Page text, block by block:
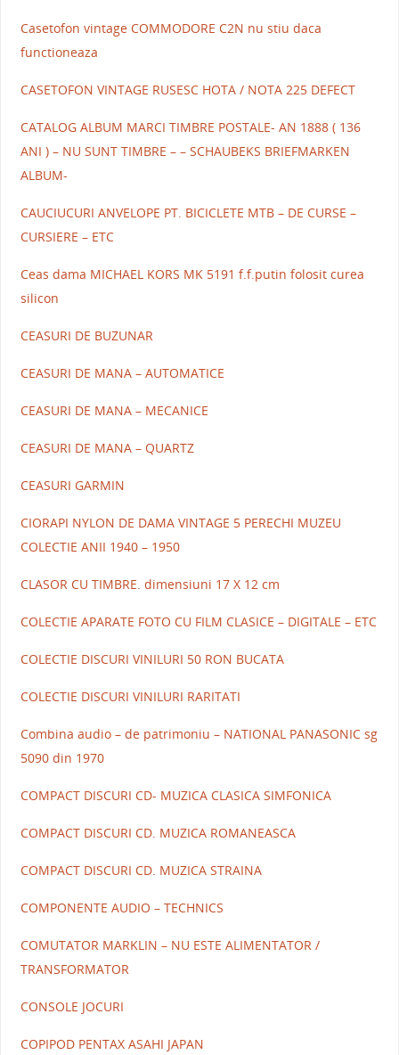
Casetofon vintage COMMODORE C2N nu stiu daca
functioneaza
CASETOFON VINTAGE RUSESC HOTA / NOTA 225 DEFECT
CATALOG ALBUM MARCI TIMBRE POSTALE- AN 1888 ( 136
ANI ) – NU SUNT TIMBRE – – SCHAUBEKS BRIEFMARKEN
ALBUM-
CAUCIUCURI ANVELOPE PT. BICICLETE MTB – DE CURSE –
CURSIERE – ETC
Ceas dama MICHAEL KORS MK 5191 f.f.putin folosit curea
silicon
CEASURI DE BUZUNAR
CEASURI DE MANA – AUTOMATICE
CEASURI DE MANA – MECANICE
CEASURI DE MANA – QUARTZ
CEASURI GARMIN
CIORAPI NYLON DE DAMA VINTAGE 5 PERECHI MUZEU
COLECTIE ANII 1940 – 1950
CLASOR CU TIMBRE. dimensiuni 17 X 12 cm
COLECTIE APARATE FOTO CU FILM CLASICE – DIGITALE – ETC
COLECTIE DISCURI VINILURI 50 RON BUCATA
COLECTIE DISCURI VINILURI RARITATI
Combina audio – de patrimoniu – NATIONAL PANASONIC sg
5090 din 1970
COMPACT DISCURI CD- MUZICA CLASICA SIMFONICA
COMPACT DISCURI CD. MUZICA ROMANEASCA
COMPACT DISCURI CD. MUZICA STRAINA
COMPONENTE AUDIO – TECHNICS
COMUTATOR MARKLIN – NU ESTE ALIMENTATOR /
TRANSFORMATOR
CONSOLE JOCURI
COPIPOD PENTAX ASAHI JAPAN